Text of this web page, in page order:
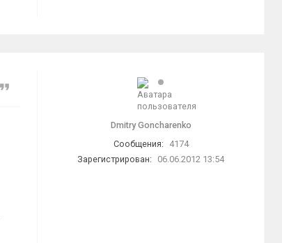
Dmitry Goncharenko
Сообщения:
4174
Зарегистрирован:
06.06.2012 13:54
Цитата